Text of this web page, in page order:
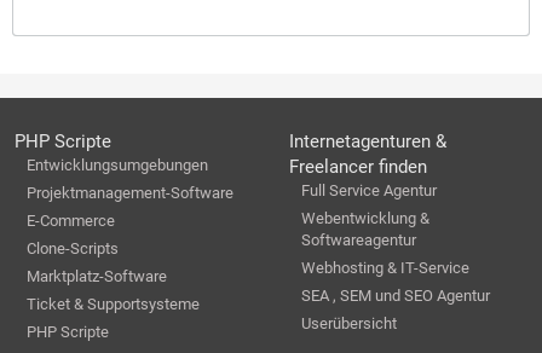
PHP Scripte
Entwicklungsumgebungen
Projektmanagement-Software
E-Commerce
Clone-Scripts
Marktplatz-Software
Ticket & Supportsysteme
PHP Scripte
Internetagenturen &
Freelancer finden
Full Service Agentur
Webentwicklung &
Softwareagentur
Webhosting & IT-Service
SEA , SEM und SEO Agentur
Userübersicht